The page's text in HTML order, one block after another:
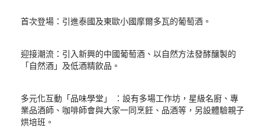
首次登場：引進泰國及東歐小國摩爾多瓦的葡萄酒。
迎接潮流：引入新興的中國葡萄酒、以自然方法發酵釀製的
「自然酒」及低酒精飲品。
多元化互動「品味學堂」 ：設有多場工作坊，星級名廚、專
業品酒師、咖啡師會與大家一同烹飪、品酒等，另設體驗親子
烘培班。